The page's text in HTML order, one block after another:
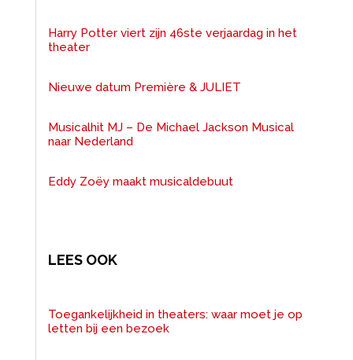
Harry Potter viert zijn 46ste verjaardag in het
theater
Nieuwe datum Première & JULIET
Musicalhit MJ – De Michael Jackson Musical
naar Nederland
Eddy Zoëy maakt musicaldebuut
LEES OOK
Toegankelijkheid in theaters: waar moet je op
letten bij een bezoek